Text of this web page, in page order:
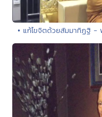
• แก้ไขจิตด้วยสัมมาทิฏฐิ -